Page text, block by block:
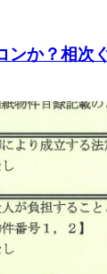
ンか？相次